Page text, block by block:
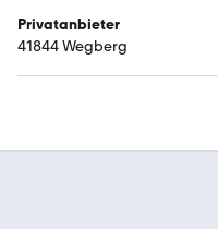
Privatanbieter
41844 Wegberg